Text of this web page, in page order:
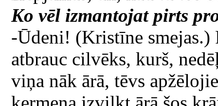
Ko vēl izmantojat pirts
-Ūdeni! (Kristīne smejas.)
atbrauc cilvēks, kurš,
viņa nāk ārā, tēvs